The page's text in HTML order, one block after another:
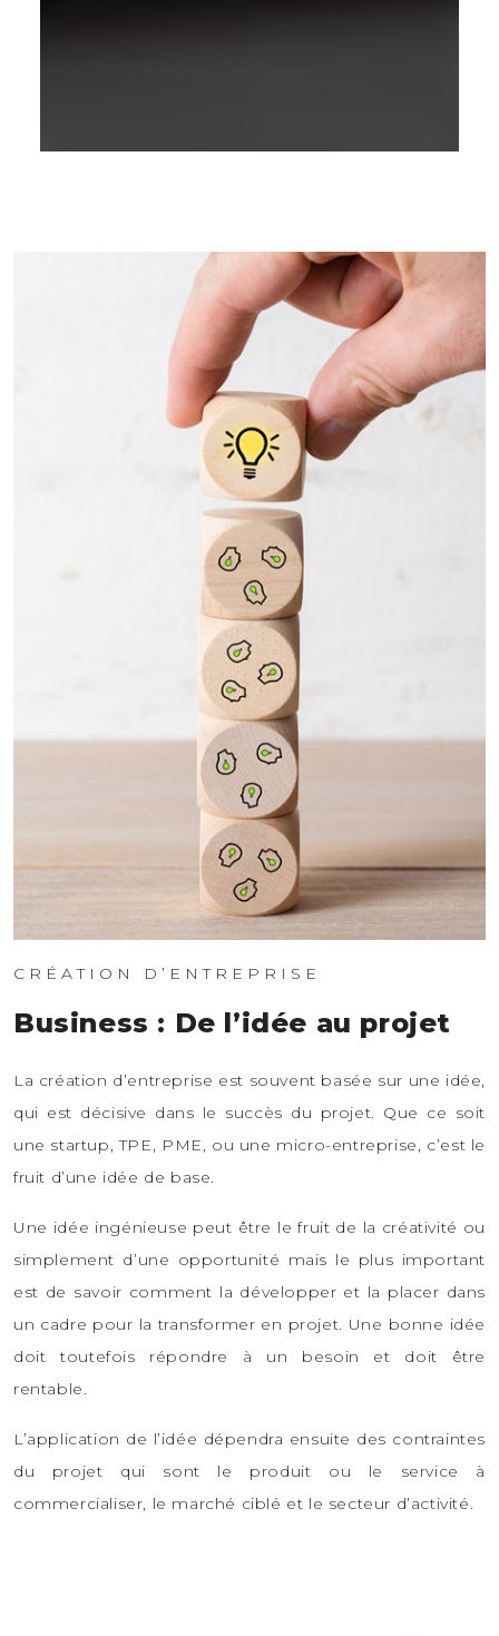
CRÉATION D’ENTREPRISE
Business : De l’idée au projet
La création d’entreprise est souvent basée sur une idée,
qui est décisive dans le succès du projet. Que ce soit
une startup, TPE, PME, ou une micro-entreprise, c’est le
fruit d’une idée de base.
Une idée ingénieuse peut être le fruit de la créativité ou
simplement d’une opportunité mais le plus important
est de savoir comment la développer et la placer dans
un cadre pour la transformer en projet. Une bonne idée
doit toutefois répondre à un besoin et doit être
rentable.
L’application de l’idée dépendra ensuite des contraintes
du projet qui sont le produit ou le service à
commercialiser, le marché ciblé et le secteur d’activité.